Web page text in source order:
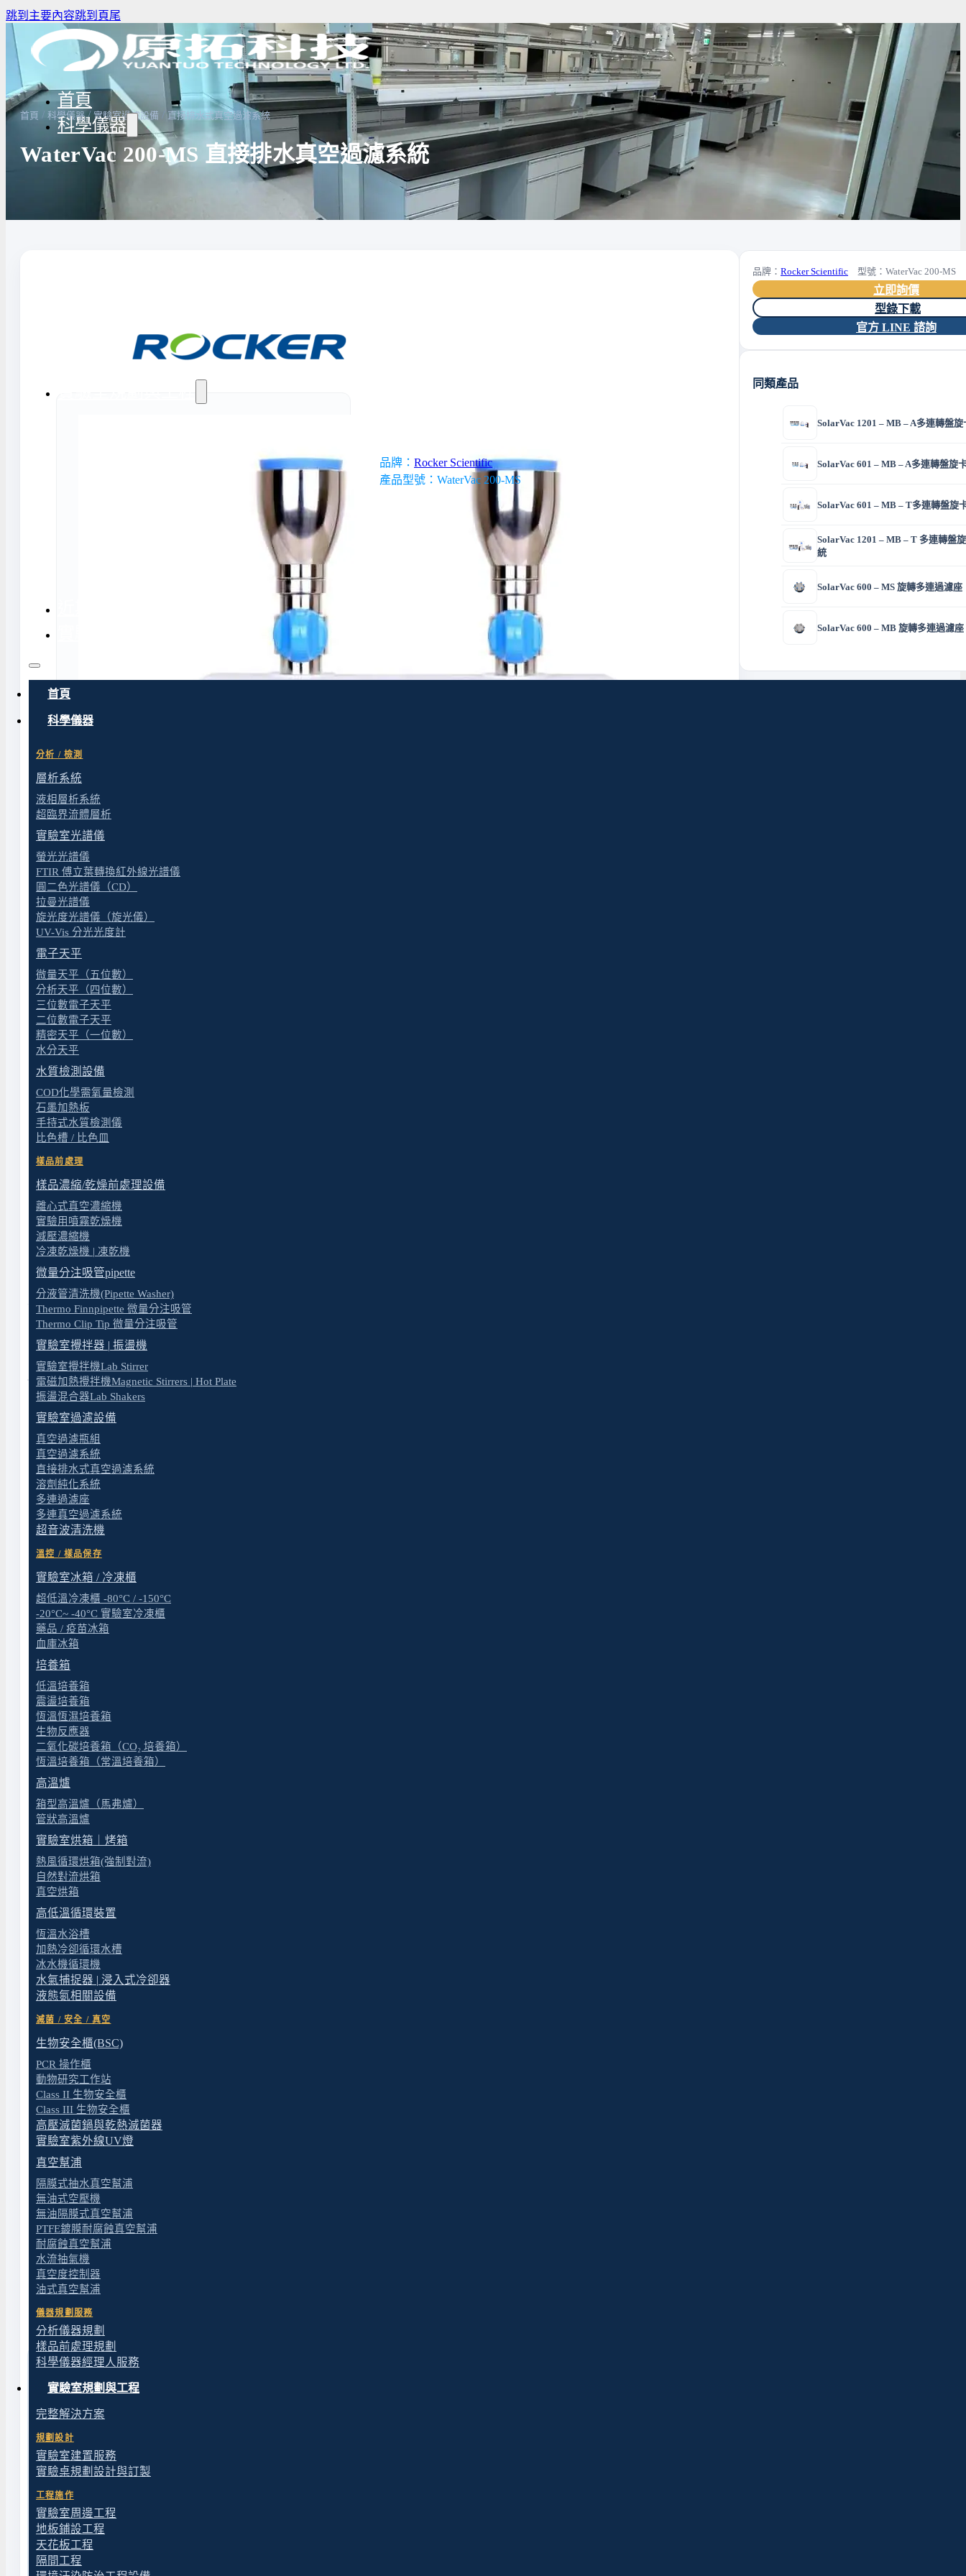
跳到主要內容跳到頁尾
首頁
科學儀器
實驗室儲存設備
實驗室配件與無塵室設備
首頁
科學儀器
分析 / 檢測
層析系統
液相層析系統
超臨界流體層析
實驗室光譜儀
螢光光譜儀
FTIR 傅立葉轉換紅外線光譜儀
圓二色光譜儀（CD）
拉曼光譜儀
旋光度光譜儀（旋光儀）
UV-Vis 分光光度計
電子天平
微量天平（五位數）
分析天平（四位數）
三位數電子天平
二位數電子天平
精密天平（一位數）
水分天平
水質檢測設備
COD化學需氧量檢測
石墨加熱板
手持式水質檢測儀
比色槽 / 比色皿
樣品前處理
樣品濃縮/乾燥前處理設備
離心式真空濃縮機
實驗用噴霧乾燥機
減壓濃縮機
冷凍乾燥機 | 凍乾機
微量分注吸管pipette
分液管清洗機(Pipette Washer)
Thermo Finnpipette 微量分注吸管
Thermo Clip Tip 微量分注吸管
實驗室攪拌器 | 振盪機
實驗室攪拌機Lab Stirrer
電磁加熱攪拌機Magnetic Stirrers | Hot Plate
振盪混合器Lab Shakers
實驗室過濾設備
真空過濾瓶組
真空過濾系統
直接排水式真空過濾系統
溶劑純化系統
多連過濾座
多連真空過濾系統
超音波清洗機
溫控 / 樣品保存
實驗室冰箱 / 冷凍櫃
超低溫冷凍櫃 -80°C / -150°C
-20°C~ -40°C 實驗室冷凍櫃
藥品 / 疫苗冰箱
血庫冰箱
培養箱
低溫培養箱
震盪培養箱
恆溫恆濕培養箱
生物反應器
二氧化碳培養箱（CO₂ 培養箱）
恆溫培養箱（常溫培養箱）
高溫爐
箱型高溫爐（馬弗爐）
管狀高溫爐
實驗室烘箱｜烤箱
熱風循環烘箱(強制對流)
自然對流烘箱
真空烘箱
高低溫循環裝置
恆溫水浴槽
加熱冷卻循環水槽
冰水機循環機
水氣捕捉器 | 浸入式冷卻器
液態氮相關設備
滅菌 / 安全 / 真空
生物安全櫃(BSC)
PCR 操作櫃
動物研究工作站
Class II 生物安全櫃
Class III 生物安全櫃
高壓滅菌鍋與乾熱滅菌器
實驗室紫外線UV燈
真空幫浦
隔膜式抽水真空幫浦
無油式空壓機
無油隔膜式真空幫浦
PTFE鍍膜耐腐蝕真空幫浦
耐腐蝕真空幫浦
水流抽氣機
真空度控制器
油式真空幫浦
儀器規劃服務
分析儀器規劃
樣品前處理規劃
科學儀器經理人服務
實驗室規劃與工程
完整解決方案
規劃設計
實驗室建置服務
實驗桌規劃設計與訂製
工程施作
實驗室周邊工程
地板鋪設工程
天花板工程
隔間工程
首頁 / 科學儀器 / 實驗室過濾設備 / 直接排水式真空過濾系統
WaterVac 200-MS 直接排水真空過濾系統
品牌： Rocker Scientific
產品型號：WaterVac 200-MS
特色
規格
產品特色
WaterVac 直接排水式真空過濾系統 | 適合水樣二重複分析 : 產品特色
◆ 直接排水設計，節省時間
WaterVac 200 內建抽水幫浦，可直接將濾液排出，免除拆裝廢液瓶、倒水、清潔等步驟，亦無需繁瑣的前置準備，一機過濾，迅速搞
定。
◆ 模組化設計，節省70%桌面空間
WaterVac 200 整合抽水幫浦、過濾瓶組為一體，不需廢液瓶及連結管線，將過濾設備最簡化，節省70%桌面空間。
◆ 符合ISO 8199法規方法
每台 WaterVac 200 皆經過出廠測試以確保真空度符合 ISO 8199 的建議標準，並提供穩定的流速，是微生物樣品過濾、分析的最佳選
擇。（*ISO 8199 : 水質培養的微生物計數通用指南）
◆ 多功能平台，能安裝多種過濾漏斗
WaterVac 200 可因應各種分析需求，更換各式過濾杯轉接座以搭配合適的過濾漏斗。
◆ 如何選擇您的 WaterVac 200-MS 系統
WaterVac 200-MS 能搭配MF 3, 300 ml磁式過濾漏斗 / MF 5, 500 ml 磁式過濾漏斗，讓各種過濾實驗更加方便快速。
WaterVac 直接排水式真空過濾系統 | 適合水樣二重複分析 : 產品應用
◆ 微生物檢測水樣前處理
◆ 懸浮固形物檢測
◆ 實驗室真空過濾
WaterVac 直接排水式真空過濾系統 | 適合水樣二重複分析 : 國際認證
◆ 歐盟 CE 安全認證
◆ IP41 防護等級
◆ RoHS 認證
WaterVac 直接排水式真空過濾系統 | 適合水樣二重複分析 : 訂購資訊
產品料號
190210-01
190210-02
190220-01
190220-02 WaterVac 200-MB 直接排水式真空過濾系統(旋卡式)歐規接頭變壓器
190221-01
200300-01
200500-01 MF 5, 500 ml 磁式過濾漏斗
167100-20
167100-52
品牌： Rocker Scientific 型號：WaterVac 200-MS
立即詢價
型錄下載
官方 LINE 諮詢
同類產品
SolarVac 1201 – MB – A多連轉盤
SolarVac 601 – MB – A多連轉盤旋
SolarVac 601 – MB – T多連轉盤旋
SolarVac 1201 – MB – T 多連轉盤
統
SolarVac 600 – MS 旋轉多連過濾座
SolarVac 600 – MB 旋轉多連過濾座